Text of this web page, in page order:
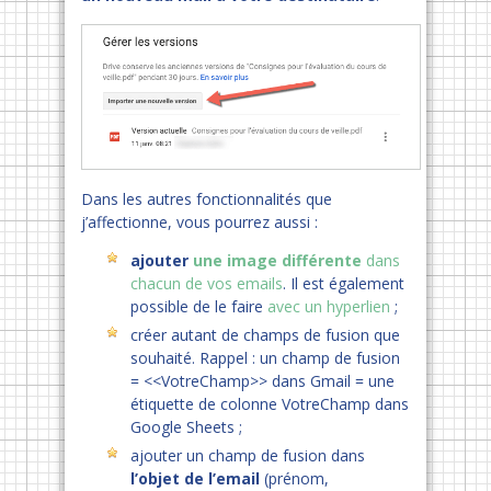
Dans les autres fonctionnalités que
j’affectionne, vous pourrez aussi :
ajouter une image différente dans
chacun de vos emails. Il est également
possible de le faire avec un hyperlien ;
créer autant de champs de fusion que
souhaité. Rappel : un champ de fusion
= <<VotreChamp>> dans Gmail = une
étiquette de colonne VotreChamp dans
Google Sheets ;
ajouter un champ de fusion dans
l’objet de l’email (prénom,